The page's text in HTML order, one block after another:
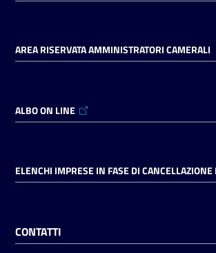
L'impresa
in
Prenotazioni
on line
on line
AREA RISERVATA AMMINISTRATORI CAMERALI
ALBO ON LINE
ELENCHI IMPRESE IN FASE DI CANCELLAZIONE
CONTATTI